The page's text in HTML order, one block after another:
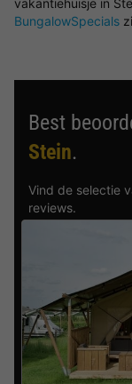
vakantiehuisje in
BungalowSpecials
Best
Stein.
Vind de selectie
reviews.